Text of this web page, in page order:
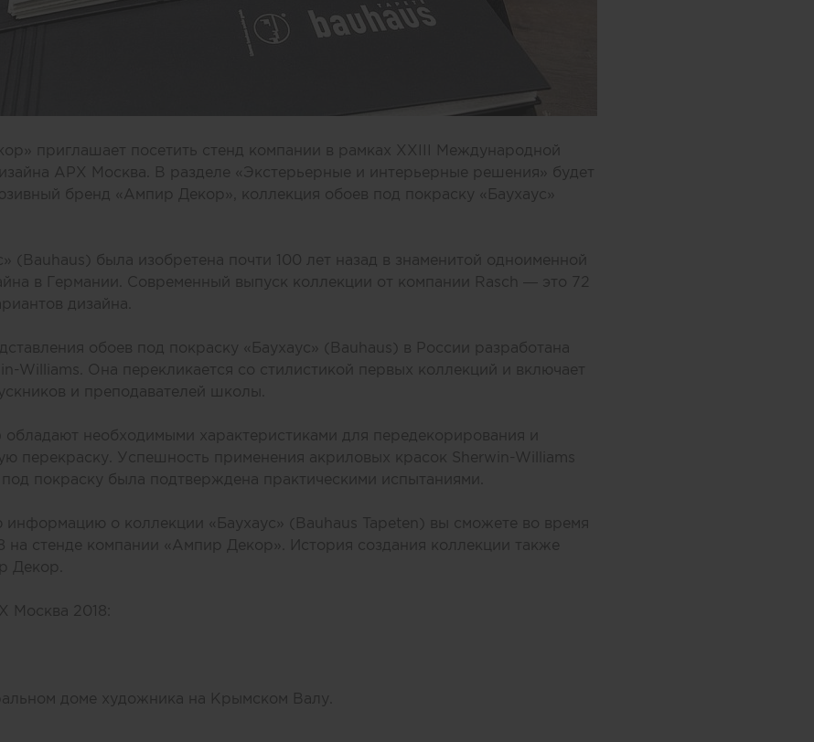
приглашает посетить стенд компании в рамках XXIII Международной
АРХ Москва. В разделе «Экстерьерные и интерьерные решения» будет
бренд «Ампир Декор», коллекция обоев под покраску «Баухаус»
(Bauhaus) была изобретена почти 100 лет назад в знаменитой одноименной
в Германии. Современный выпуск коллекции от компании Rasch — это 72
дизайна.
обоев под покраску «Баухаус» (Bauhaus) в России разработана
Williams. Она перекликается со стилистикой первых коллекций и включает
и преподавателей школы.
необходимыми характеристиками для передекорирования и
перекраску. Успешность применения акриловых красок Sherwin-Williams
покраску была подтверждена практическими испытаниями.
информацию о коллекции «Баухаус» (Bauhaus Tapeten) вы сможете во время
на стенде компании «Ампир Декор». История создания коллекции также
Декор.
Москва 2018:
доме художника на Крымском Валу.